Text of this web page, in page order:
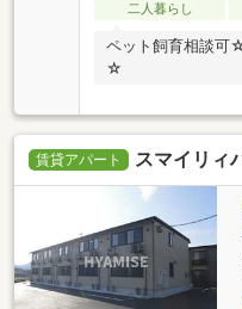
二人暮らし
ペット飼育相談可
☆
賃貸アパート スマイリィ